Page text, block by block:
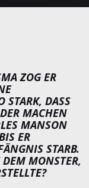
ZOG ER
STARK, DASS
MACHEN
MANSON E
ER V
STARB. W
MONSTER, D